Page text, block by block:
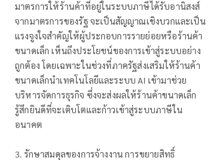
มาตรการให้ร้านค้าที่อยู่ในระบบภาษีได้รับอานิสงส์
จากมาตรการของรัฐ จะเป็นสัญญาณเชิงบวกและเป็น
แรงจูงใจสำคัญให้ผู้ประกอบการรายย่อยหรือร้านค้า
ขนาดเล็ก เห็นถึงประโยชน์ของการเข้าสู่ระบบอย่าง
ถูกต้อง โดยเฉพาะในช่วงที่ภาครัฐส่งเสริมให้ร้านค้า
ขนาดเล็กนำเทคโนโลยีและระบบ AI เข้ามาช่วย
บริหารจัดการธุรกิจ ซึ่งจะส่งผลให้ร้านค้าขนาดเล็ก
รู้สึกยินดีที่จะเติบโตและก้าวเข้าสู่ระบบภาษีใน
อนาคต
3. รักษาสมดุลของการจ้างงาน การขยายสิทธิ์